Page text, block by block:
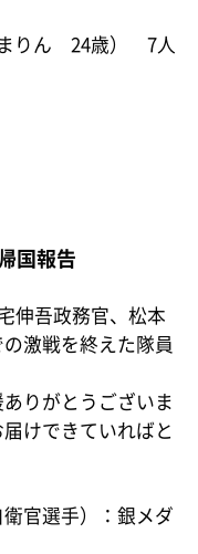
りん 24歳） 7人
国報告
伸吾政務官、松本
激戦を終えた隊員
りがとうございま
けできていればと
官選手）：銀メダ